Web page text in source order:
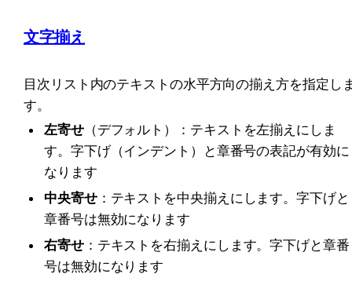
文字揃え
目次リスト内のテキストの水平方向の揃え方を指定し
す。
左寄せ（デフォルト）：テキストを左揃えにしま
す。字下げ（インデント）と章番号の表記が有効に
なります
中央寄せ：テキストを中央揃えにします。字下げと
章番号は無効になります
右寄せ：テキストを右揃えにします。字下げと章番
号は無効になります